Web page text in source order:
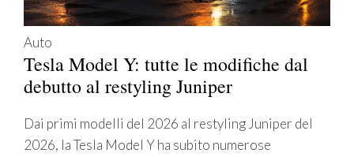
Auto
Tesla Model Y: tutte le modifiche dal
debutto al restyling Juniper
Dai primi modelli del 2026 al restyling Juniper del
2026, la Tesla Model Y ha subito numerose